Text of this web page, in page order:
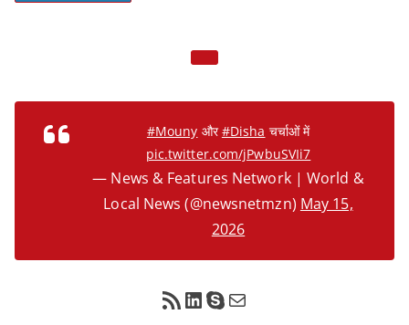
#Mouny और#Disha चर्चाओं में
pic.twitter.com/jPwbuSVIi7
— News & Features Network | World &
Local News (@newsnetmzn) May 15,
2026
RSS Feed LinkedIn Skype Mail